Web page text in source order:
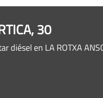
30
diésel en LA ROTXA